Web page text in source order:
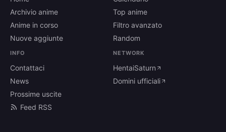
Archivio anime
Anime in corso
Nuove aggiunte
Top anime
Filtro avanzato
Random
INFO
Contattaci
News
Prossime uscite
Feed RSS
NETWORK
HentaiSaturn
Domini ufficiali